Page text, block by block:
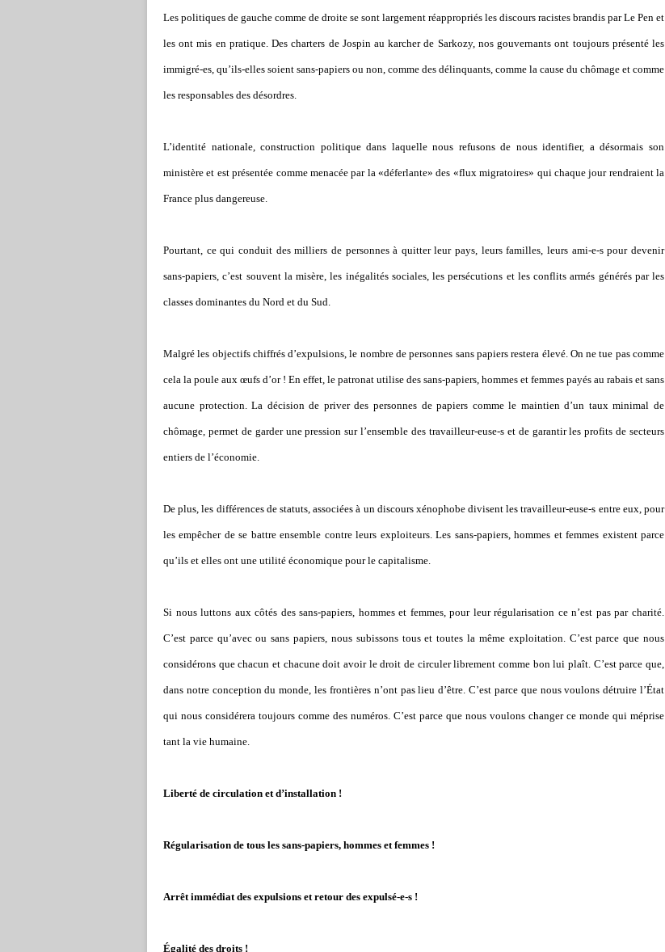
Les politiques de gauche comme de droite se sont largement réappropriés les discours racistes brandis par Le Pen et
les ont mis en pratique. Des charters de Jospin au karcher de Sarkozy, nos gouvernants ont toujours présenté les
immigré-es, qu’ils-elles soient sans-papiers ou non, comme des délinquants, comme la cause du chômage et comme
les responsables des désordres.
L’identité nationale, construction politique dans laquelle nous refusons de nous identifier, a désormais son
ministère et est présentée comme menacée par la «déferlante» des «flux migratoires» qui chaque jour rendraient la
France plus dangereuse.
Pourtant, ce qui conduit des milliers de personnes à quitter leur pays, leurs familles, leurs ami-e-s pour devenir
sans-papiers, c’est souvent la misère, les inégalités sociales, les persécutions et les conflits armés générés par les
classes dominantes du Nord et du Sud.
Malgré les objectifs chiffrés d’expulsions, le nombre de personnes sans papiers restera élevé. On ne tue pas comme
cela la poule aux œufs d’or ! En effet, le patronat utilise des sans-papiers, hommes et femmes payés au rabais et sans
aucune protection. La décision de priver des personnes de papiers comme le maintien d’un taux minimal de
chômage, permet de garder une pression sur l’ensemble des travailleur-euse-s et de garantir les profits de secteurs
entiers de l’économie.
De plus, les différences de statuts, associées à un discours xénophobe divisent les travailleur-euse-s entre eux, pour
les empêcher de se battre ensemble contre leurs exploiteurs. Les sans-papiers, hommes et femmes existent parce
qu’ils et elles ont une utilité économique pour le capitalisme.
Si nous luttons aux côtés des sans-papiers, hommes et femmes, pour leur régularisation ce n’est pas par charité.
C’est parce qu’avec ou sans papiers, nous subissons tous et toutes la même exploitation. C’est parce que nous
considérons que chacun et chacune doit avoir le droit de circuler librement comme bon lui plaît. C’est parce que,
dans notre conception du monde, les frontières n’ont pas lieu d’être. C’est parce que nous voulons détruire l’État
qui nous considérera toujours comme des numéros. C’est parce que nous voulons changer ce monde qui méprise
tant la vie humaine.
Liberté de circulation et d’installation !
Régularisation de tous les sans-papiers, hommes et femmes !
Arrêt immédiat des expulsions et retour des expulsé-e-s !
Égalité des droits !